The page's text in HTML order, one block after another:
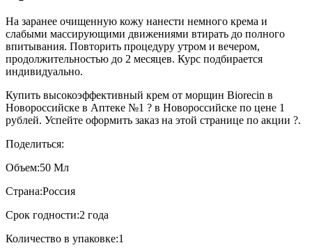
На заранее очищенную кожу нанести немного крема и
слабыми массирующими движениями втирать до полного
впитывания. Повторить процедуру утром и вечером,
продолжительностью до 2 месяцев. Курс подбирается
индивидуально.
Купить высокоэффективный крем от морщин Biorecin в
Новороссийске в Аптеке №1 ? в Новороссийске по цене 1
рублей. Успейте оформить заказ на этой странице по акции ?.
Поделиться:
Объем:50 Мл
Страна:Россия
Срок годности:2 года
Количество в упаковке:1